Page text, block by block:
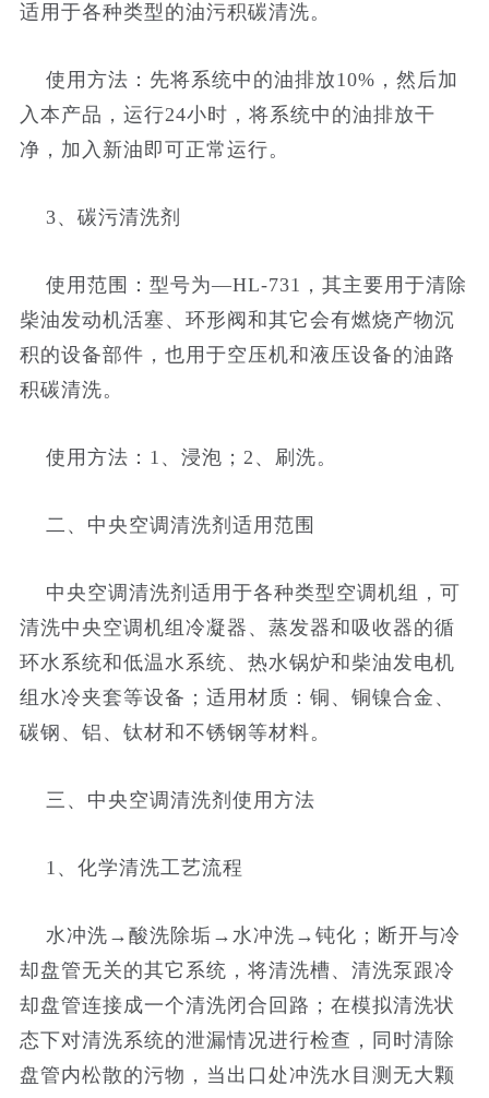
适用于各种类型的油污积碳清洗。
使用方法：先将系统中的油排放10%，然后加
入本产品，运行24小时，将系统中的油排放干
净，加入新油即可正常运行。
3、碳污清洗剂
使用范围：型号为—HL-731，其主要用于清除
柴油发动机活塞、环形阀和其它会有燃烧产物沉
积的设备部件，也用于空压机和液压设备的油路
积碳清洗。
使用方法：1、浸泡；2、刷洗。
二、中央空调清洗剂适用范围
中央空调清洗剂适用于各种类型空调机组，可
清洗中央空调机组冷凝器、蒸发器和吸收器的循
环水系统和低温水系统、热水锅炉和柴油发电机
组水冷夹套等设备；适用材质：铜、铜镍合金、
碳钢、铝、钛材和不锈钢等材料。
三、中央空调清洗剂使用方法
1、化学清洗工艺流程
水冲洗→酸洗除垢→水冲洗→钝化；断开与冷
却盘管无关的其它系统，将清洗槽、清洗泵跟冷
却盘管连接成一个清洗闭合回路；在模拟清洗状
态下对清洗系统的泄漏情况进行检查，同时清除
盘管内松散的污物，当出口处冲洗水目测无大颗